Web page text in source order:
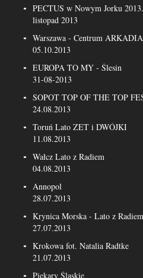
PECTUS w Nowym Jorku 2013.
listopad 2013
Warszawa - Centrum ARKADIA
05.10.2013
EUROPA TO MY - Ślesin
31-08-2013
SOPOT TOP OF THE TOP
24.08.2013
Toruń Lato ZET i DWÓJKI
11.08.2013
Wałcz Lato z Radiem
04.08.2013
Annopol
28.07.2013
Krynica Morska - Lato z Radiem
27.07.2013
Krokowa fot. Natalia Radtke
21.07.2013
Piekary Śląskie